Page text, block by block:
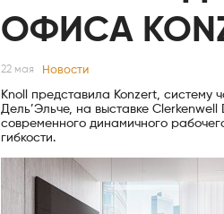
ОФИСА
22 мая Новости
Knoll представила Konzert, систему
Дель’Эльче, на выставке
современного динамичного
гибкости.